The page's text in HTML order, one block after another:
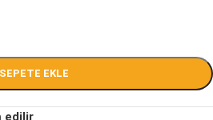
SEPETE EKLE